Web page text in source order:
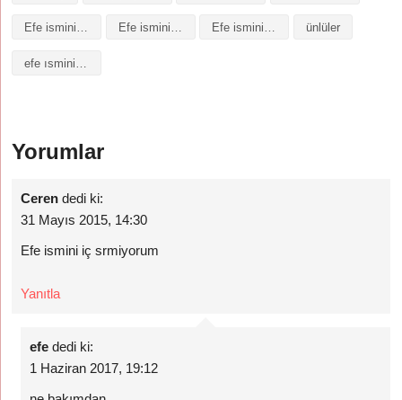
Efe isminin baş harfleriyle şiir Efe isminin kökeni Efe isminin numerolojisi ünlüler
Yorumlar
Ceren dedi ki:
31 Mayıs 2015, 14:30
Efe ismini iç srmiyorum
Yanıtla
efe dedi ki:
1 Haziran 2017, 19:12